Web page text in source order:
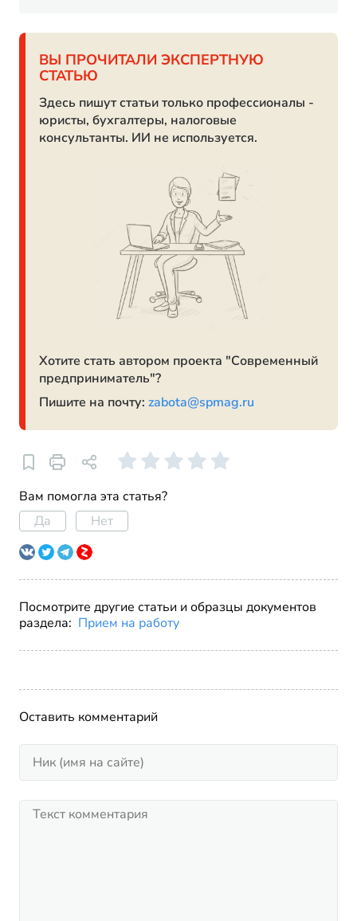
ВЫ ПРОЧИТАЛИ ЭКСПЕРТНУЮ
СТАТЬЮ
Здесь пишут статьи только профессионалы -
юристы, бухгалтеры, налоговые
консультанты. ИИ не используется.
Хотите стать автором проекта "Современный
предприниматель"?
Пишите на почту: zabota@spmag.ru
Вам помогла эта статья?
Да
Нет
Посмотрите другие статьи и образцы документов
раздела: Прием на работу
Оставить комментарий